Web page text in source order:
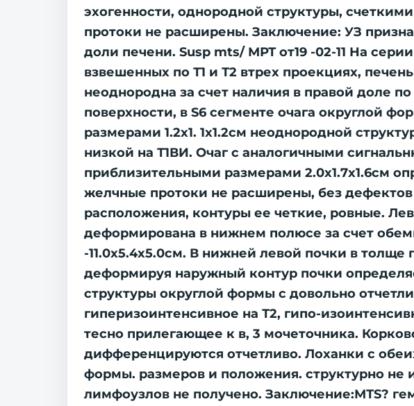
эхогенности, однородной структуры,
протоки не расширены. Заключение: УЗ
доли печени. Susp mts/ МРТ от19 -02-11 На
взвешенных по Т1 и Т2 втрех проекциях,
неоднородна за счет наличия в правой доле
поверхности, в S6 cегменте очага округлой
размерами 1.2х1. 1х1.2см неоднородной
низкой на Т1ВИ. Очаг с аналогичными
приблизительными размерами 2.0х1.7х1.6см
желчные протоки не расширены, без
расположения, контуры ее четкие, ровные.
деформирована в нижнем полюсе за счет
-11.0х5.4х5.0см. В нижней левой почки в
деформируя наружный контур почки
структуры округлой формы с довольно
гиперизоинтенсивное на Т2, гипо-
тесно прилегающее к в, 3 мочеточника.
дифференцируются отчетливо. Лоханки с
формы. размеров и положения. структурно не
лимфоузлов не получено. Заключение:МТS?